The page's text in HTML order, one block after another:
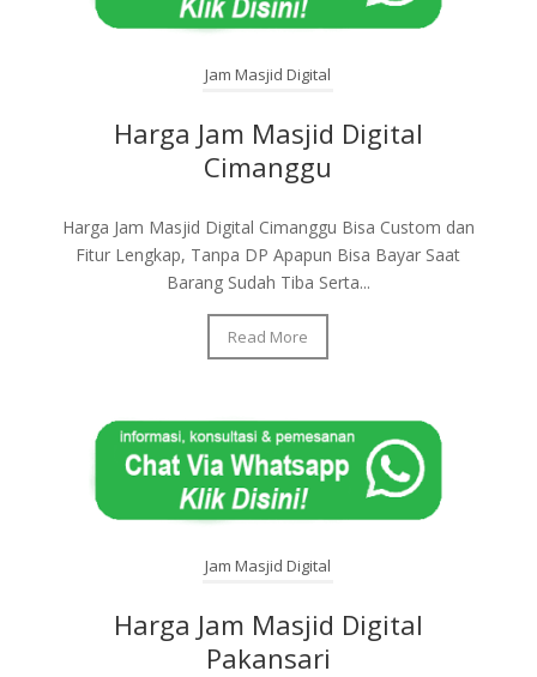
Jam Masjid Digital
Harga Jam Masjid Digital
Cimanggu
Harga Jam Masjid Digital Cimanggu Bisa Custom dan
Fitur Lengkap, Tanpa DP Apapun Bisa Bayar Saat
Barang Sudah Tiba Serta...
Read More
Jam Masjid Digital
Harga Jam Masjid Digital
Pakansari